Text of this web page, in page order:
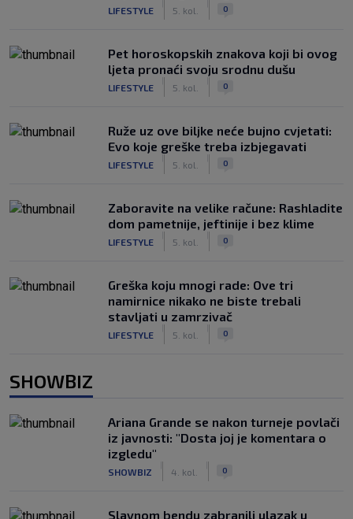
LIFESTYLE 5. kol. 0
Pet horoskopskih znakova koji bi ovog
ljeta pronaći svoju srodnu dušu
LIFESTYLE 5. kol. 0
Ruže uz ove biljke neće bujno cvjetati:
Evo koje greške treba izbjegavati
LIFESTYLE 5. kol. 0
Zaboravite na velike račune: Rashladite
dom pametnije, jeftinije i bez klime
LIFESTYLE 5. kol. 0
Greška koju mnogi rade: Ove tri
namirnice nikako ne biste trebali
stavljati u zamrzivač
LIFESTYLE 5. kol. 0
SHOWBIZ
Ariana Grande se nakon turneje povlači
iz javnosti: "Dosta joj je komentara o
izgledu"
SHOWBIZ 4. kol. 0
Slavnom bendu zabranili ulazak u